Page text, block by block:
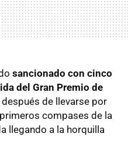
sancionado con cinco
del Gran Premio de
de llevarse por
compases de la
llegando a la horquilla